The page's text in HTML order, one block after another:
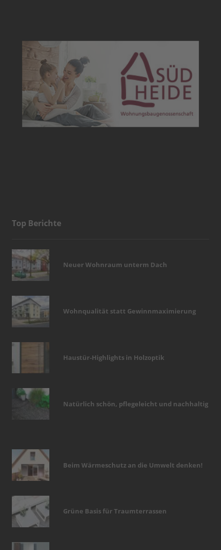
Top Berichte
Neuer Wohnraum unterm Dach
Wohnqualität statt Gewinnmaximierung
Haustür-Highlights in Holzoptik
Natürlich schön, pflegeleicht und nachhaltig
Beim Wärmeschutz an die Umwelt denken!
Grüne Basis für Traumterrassen